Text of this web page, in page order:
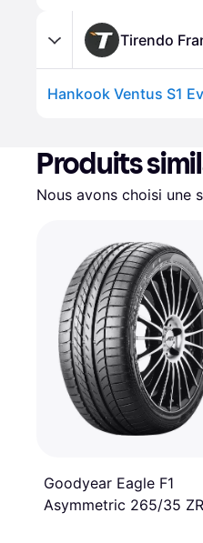
Tirendo
Produits
Nous avons choisi une
Goodyear Eagle F1
Asymmetric 265/35